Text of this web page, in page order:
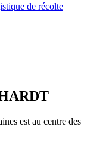
de récolte
est au centre des